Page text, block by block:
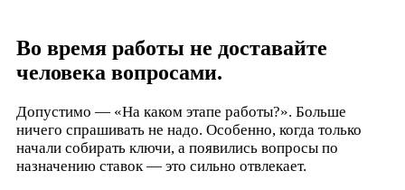
Во время работы не доставайте
человека вопросами.
Допустимо — «На каком этапе работы?». Больше
ничего спрашивать не надо. Особенно, когда только
начали собирать ключи, а появились вопросы по
назначению ставок — это сильно отвлекает.